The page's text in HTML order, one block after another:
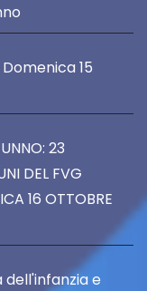
Domenica 15
23
DEL FVG
16 OTTOBRE
dell'infanzia e